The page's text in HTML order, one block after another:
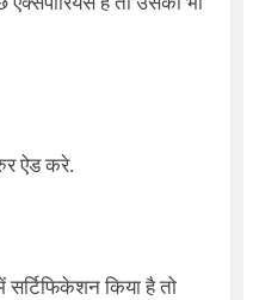
ऐड करे.
किया है तो